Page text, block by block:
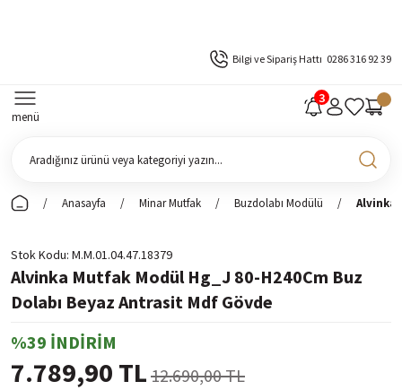
Bilgi ve Sipariş Hattı 0286 316 92 39
menü
Anasayfa Minar Mutfak Buzdolabı Modülü Alvinka
Stok Kodu M.M.01.04.47.18379
Alvinka Mutfak Modül Hg_J 80-H240Cm Buz
Dolabı Beyaz Antrasit Mdf Gövde
%39 İNDİRİM
7.789,90 TL 12.690,00 TL